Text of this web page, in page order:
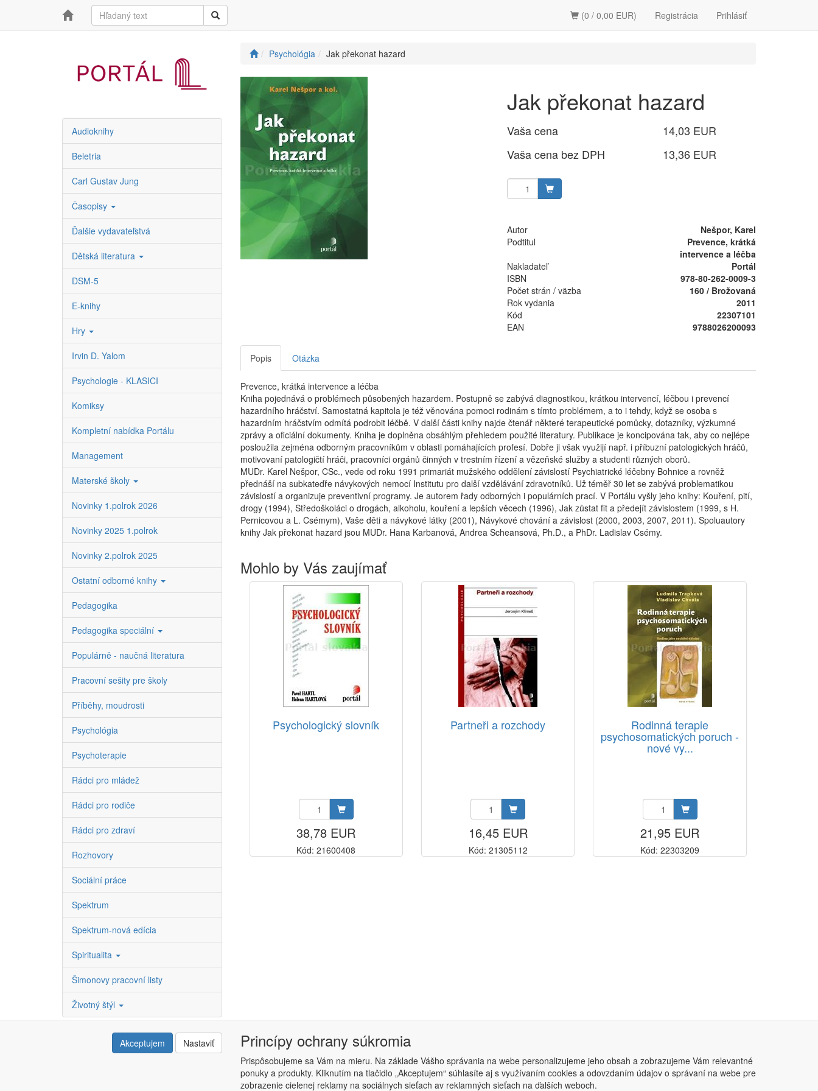
Registrácia Prihlásiť
(0 / 0,00 EUR)
Audioknihy
Beletria
Carl Gustav Jung
Časopisy
Ďalšie vydavateľstvá
Dětská literatura
DSM-5
E-knihy
Hry
Irvin D. Yalom
Psychologie - KLASICI
Komiksy
Kompletní nabídka Portálu
Management
Materské školy
Novinky 1.polrok 2026
Novinky 2025 1.polrok
Novinky 2.polrok 2025
Ostatní odborné knihy
Pedagogika
Pedagogika speciální
Populárně - naučná literatura
Pracovní sešity pre školy
Příběhy, moudrosti
Psychológia
Psychoterapie
Rádci pro mládež
Rádci pro rodiče
Rádci pro zdraví
Rozhovory
Sociální práce
Spektrum
Spektrum-nová edícia
Spiritualita
Šimonovy pracovní listy
Životný štýl
Psychológia Jak překonat hazard
Jak překonat hazard
Vaša cena
14,03 EUR
Vaša cena bez DPH
13,36 EUR
Autor
Nešpor, Karel
Podtitul
Prevence, krátká
intervence a léčba
Nakladateľ
Portál
ISBN
978-80-262-0009-3
Počet strán / väzba
160 / Brožovaná
Rok vydania
2011
Kód
22307101
EAN
9788026200093
Popis Otázka
Prevence, krátká intervence a léčba
Kniha pojednává o problémech působených hazardem. Postupně se zabývá diagnostikou, krátkou intervencí, léčbou i prevencí
hazardního hráčství. Samostatná kapitola je též věnována pomoci rodinám s tímto problémem, a to i tehdy, když se osoba s
hazardním hráčstvím odmítá podrobit léčbě. V další části knihy najde čtenář některé terapeutické pomůcky, dotazníky, výzkumné
zprávy a oficiální dokumenty. Kniha je doplněna obsáhlým přehledem použité literatury. Publikace je koncipována tak, aby co nejlépe
posloužila zejména odborným pracovníkům v oblasti pomáhajících profesí. Dobře ji však využijí např. i příbuzní patologických hráčů,
motivovaní patologičtí hráči, pracovníci orgánů činných v trestním řízení a vězeňské služby a studenti různých oborů.
MUDr. Karel Nešpor, CSc., vede od roku 1991 primariát mužského oddělení závislostí Psychiatrické léčebny Bohnice a rovněž
přednáší na subkatedře návykových nemocí Institutu pro další vzdělávání zdravotníků. Už téměř 30 let se zabývá problematikou
závislostí a organizuje preventivní programy. Je autorem řady odborných i populárních prací. V Portálu vyšly jeho knihy: Kouření, pití,
drogy (1994), Středoškoláci o drogách, alkoholu, kouření a lepších věcech (1996), Jak zůstat fit a předejít závislostem (1999, s H.
Pernicovou a L. Csémym), Vaše děti a návykové látky (2001), Návykové chování a závislost (2000, 2003, 2007, 2011). Spoluautory
knihy Jak překonat hazard jsou MUDr. Hana Karbanová, Andrea Scheansová, Ph.D., a PhDr. Ladislav Csémy.
Mohlo by Vás zaujímať
Psychologický slovník
38,78 EUR
Kód: 21600408
Partneři a rozchody
16,45 EUR
Kód: 21305112
Rodinná terapie
psychosomatických poruch -
nové vy...
21,95 EUR
Kód: 22303209
Obchodné podmienky |Nastavenie súkromia
Akceptujem Nastaviť Princípy ochrany súkromia
Prispôsobujeme sa Vám na mieru. Na základe Vášho správania na webe personalizujeme jeho obsah a zobrazujeme Vám relevantné
ponuky a produkty. Kliknutím na tlačidlo „Akceptujem“ súhlasíte aj s využívaním cookies a odovzdaním údajov o správaní na webe pre
zobrazenie cielenej reklamy na sociálnych sieťach av reklamných sieťach na ďalších weboch.